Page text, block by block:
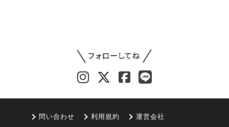
問い合わせ 利用規約 運営会社